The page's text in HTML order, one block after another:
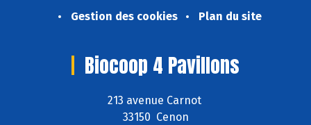
Gestion des cookies
Plan du site
Biocoop 4 Pavillons
213 avenue Carnot
33150 Cenon